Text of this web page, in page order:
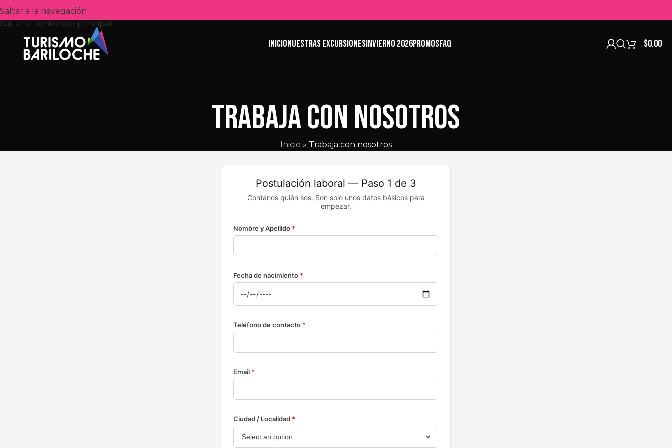
Saltar a la navegación
Saltar al contenido principal
INICIONUESTRAS EXCURSIONESINVIERNO 2026PROMOSFAQ $0.00
Trabaja con nosotros
Inicio » Trabaja con nosotros